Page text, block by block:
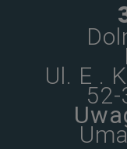
Ul. E .